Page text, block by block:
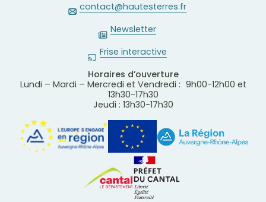
contact@hautesterres.fr
Newsletter
Frise interactive
Horaires d’ouverture
Lundi – Mardi – Mercredi et Vendredi : 9h00-12h00 et
13h30-17h30
Jeudi : 13h30-17h30